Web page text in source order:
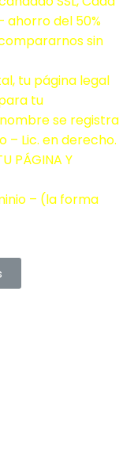
del 50%
sin
tu página legal
tu
se registra
Lic. en derecho.
PÁGINA Y
– (la forma